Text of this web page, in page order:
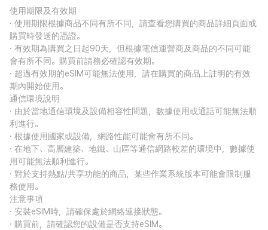
使用期限及有效期
· 使用期限根據商品不同有所不同，請查看您購買的商品詳細頁面或
購買時發送的憑證。
· 有效期為購買之日起90天，但根據電信運營商及商品的不同可能
會有所不同。購買前請務必確認有效期。
· 超過有效期的eSIM可能無法使用，請在購買的商品上註明的有效
期內開始使用。
通信環境說明
· 由於當地通信環境及設備相容性問題，數據使用或通話可能無法順
利進行。
· 根據使用國家或設備，網路性能可能會有所不同。
· 在地下、高層建築、地鐵、山區等通信網路較差的環境中，數據使
用可能無法順利進行。
· 對於支持熱點/共享功能的商品，某些作業系統版本可能會限制服
務使用。
注意事項
· 安裝eSIM時，請確保處於網絡連接狀態。
· 購買前，請確認您的設備是否支持eSIM。